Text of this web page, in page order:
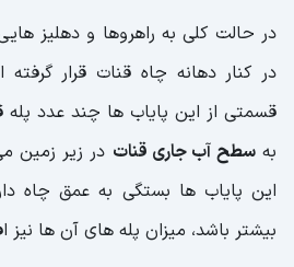
در حالت کلی به راهروها و دهلیز
در کنار دهانه چاه قنات قرار گرفته
قسمتی از این پایاب ‌ها چند عدد پله
بهسطح آب جاری قنات در زیر زمین
این پایاب‌ ها بستگی به عمق چاه
بیشتر باشد، میزان پله‌ های آن ها نیز